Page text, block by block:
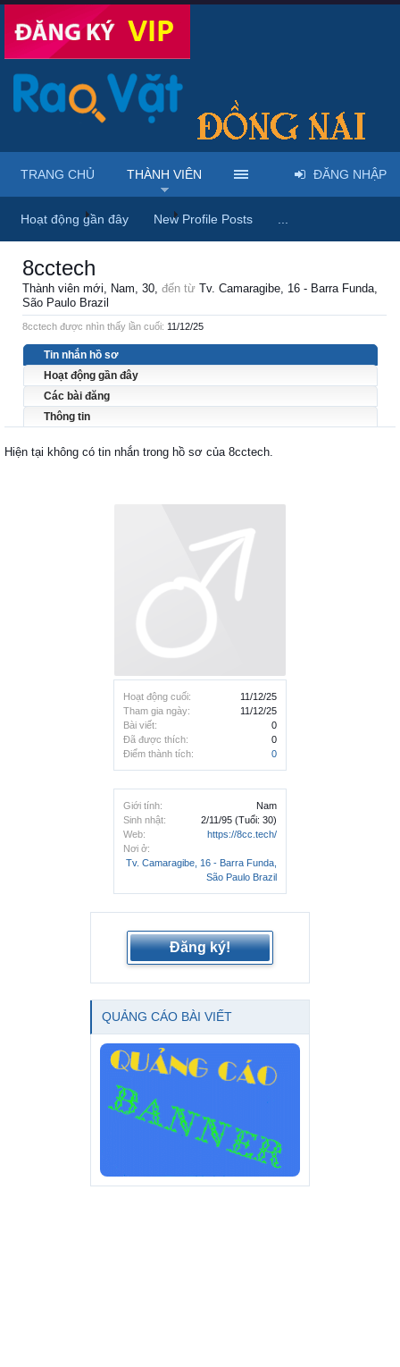
Trang chủ Thành viên 8cctech
Hoạt động cuối:
11/12/25
Tham gia ngày:
11/12/25
Bài viết:
0
Đã được thích:
0
Điểm thành tích:
0
Giới tính:
Nam
Sinh nhật:
2/11/95 (Tuổi: 30)
Web:
https://8cc.tech/
Nơi ở:
Tv. Camaragibe, 16 - Barra Funda,
São Paulo Brazil
8cctech
Thành viên mới, Nam, 30, đến từ Tv. Camaragibe, 16 - Barra Funda,
São Paulo Brazil
8cctech được nhìn thấy lần cuối: 11/12/25
Tin nhắn hồ sơ
Hoạt động gần đây
Các bài đăng
Thông tin
Hiện tại không có tin nhắn trong hồ sơ của 8cctech.
Đăng ký!
QUẢNG CÁO BÀI VIẾT
TRANG CHỦ THÀNH VIÊN
Hoạt động gần đây New Profile Posts
ĐĂNG NHẬP